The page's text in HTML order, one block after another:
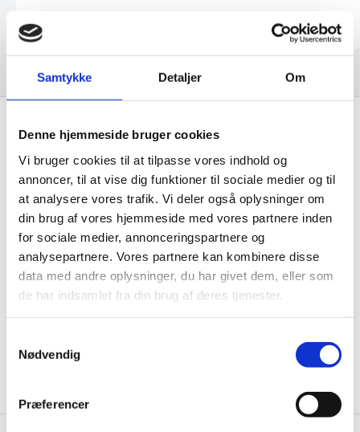
Samtykke Detaljer Om
Denne hjemmeside bruger cookies
Vi bruger cookies til at tilpasse vores indhold og
annoncer, til at vise dig funktioner til sociale medier og til
at analysere vores trafik. Vi deler også oplysninger om
din brug af vores hjemmeside med vores partnere inden
for sociale medier, annonceringspartnere og
analysepartnere. Vores partnere kan kombinere disse
data med andre oplysninger, du har givet dem, eller som
de har indsamlet fra din brug af deres tjenester.
Nødvendig
Præferencer
Få de bedste tilbud først!
Husk at tilmelde dig vores nyhedsbrev og vær først
til de bedste tilbud. Og bare rolig, vi spammer dig
ikke, men sender kun relevante tilbud og
informationer til dig.